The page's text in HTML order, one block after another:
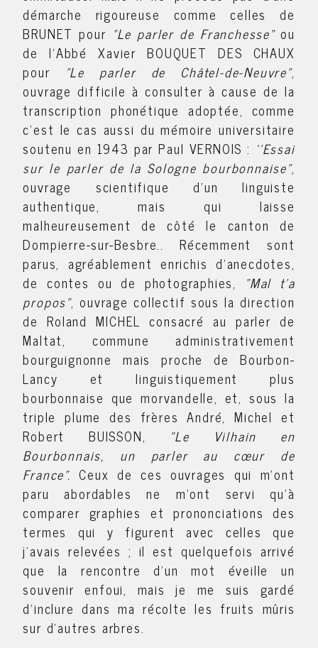
démarche rigoureuse comme celles de
BRUNET pour "Le parler de Franchesse"ou
de l’Abbé Xavier BOUQUET DES CHAUX
pour
"Le parler de Châtel-de-Neuvre",
ouvrage difficile à consulter à cause de la
transcription phonétique adoptée, comme
c'est le cas aussi du mémoire universitaire
soutenu en 1943 par Paul VERNOIS : ‘’Essai
sur le parler de la Sologne bourbonnaise",
ouvrage scientifique d’un linguiste
authentique, mais qui laisse
malheureusement de côté le canton de
Dompierre-sur-Besbre.. Récemment sont
parus, agréablement enrichis d'anecdotes,
de contes ou de photographies, "Mal t'a
propos", ouvrage collectif sous la direction
de Roland MICHEL consacré au parler de
Maltat, commune administrativement
bourguignonne mais proche de Bourbon-
Lancy et linguistiquement plus
bourbonnaise que morvandelle, et, sous la
triple plume des frères André, Michel et
Robert BUISSON, "Le Vilhain en
Bourbonnais, un parler au cœur de
France".Ceux de ces ouvrages qui m'ont
paru abordables ne m'ont servi qu'à
comparer graphies et prononciations des
termes qui y figurent avec celles que
j'avais relevées ; il est quelquefois arrivé
que la rencontre d'un mot éveille un
souvenir enfoui, mais je me suis gardé
d'inclure dans ma récolte les fruits mûris
sur d'autres arbres.